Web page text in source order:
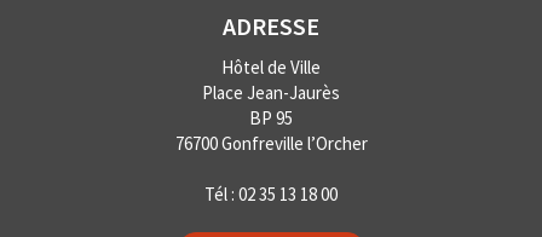
ADRESSE
Hôtel de Ville
Place Jean-Jaurès
BP 95
76700 Gonfreville l’Orcher
Tél : 02 35 13 18 00